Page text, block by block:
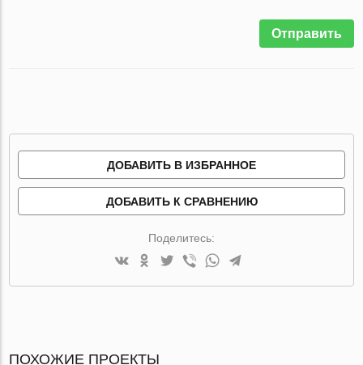
Отправить
ДОБАВИТЬ В ИЗБРАННОЕ
ДОБАВИТЬ К СРАВНЕНИЮ
Поделитесь:
ПОХОЖИЕ ПРОЕКТЫ